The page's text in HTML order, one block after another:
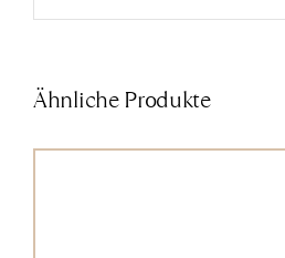
Ähnliche Produkte